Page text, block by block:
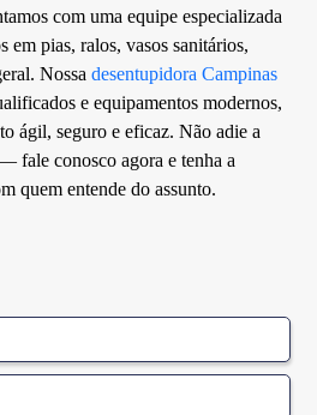
com uma equipe especializada
em pias, ralos, vasos sanitários,
Nossadesentupidora Campinas
e equipamentos modernos,
ágil, seguro e eficaz. Não adie a
fale conosco agora e tenha a
quem entende do assunto.